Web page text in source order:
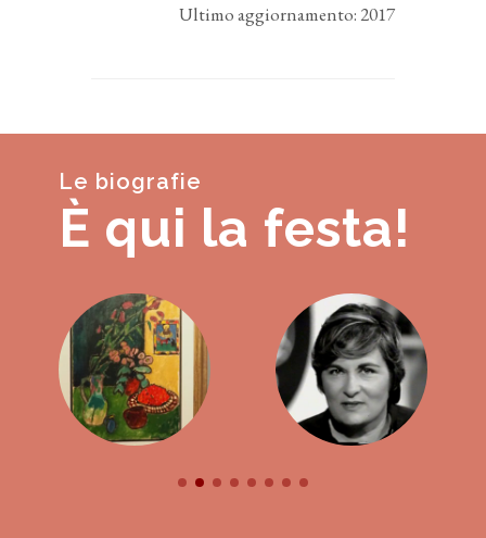
Ultimo aggiornamento: 2017
Le biografie
È qui la festa!